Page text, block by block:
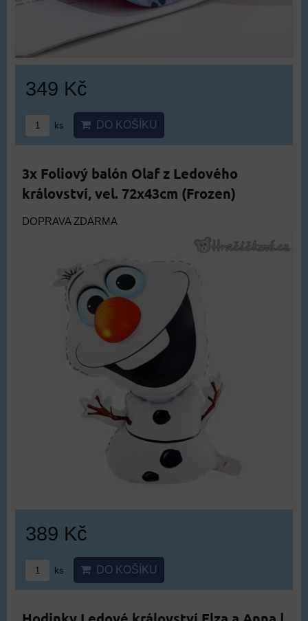
349 Kč
ks DO KOŠÍKU
3x Foliový balón Olaf z Ledového
království, vel. 72x43cm (Frozen)
DOPRAVA ZDARMA
389 Kč
ks DO KOŠÍKU